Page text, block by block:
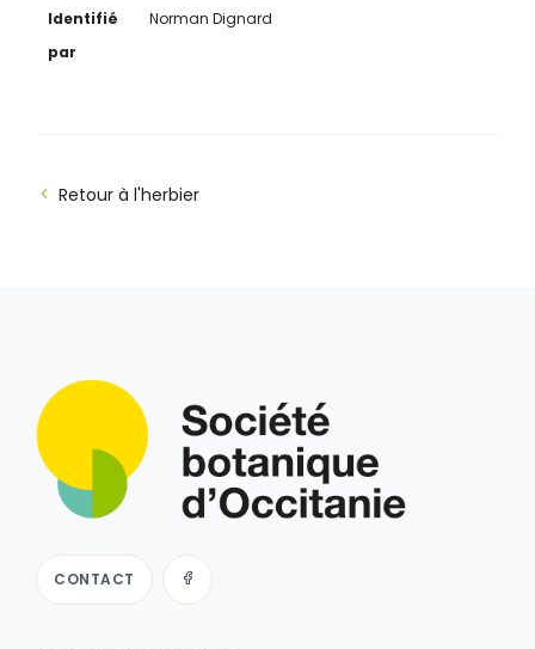
Identifié
par
Norman Dignard
Retour à l'herbier
CONTACT